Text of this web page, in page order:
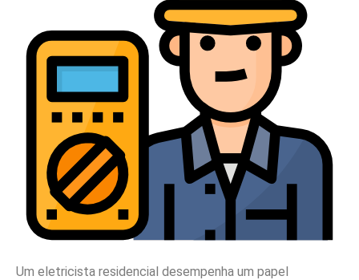
Um eletricista residencial desempenha um papel